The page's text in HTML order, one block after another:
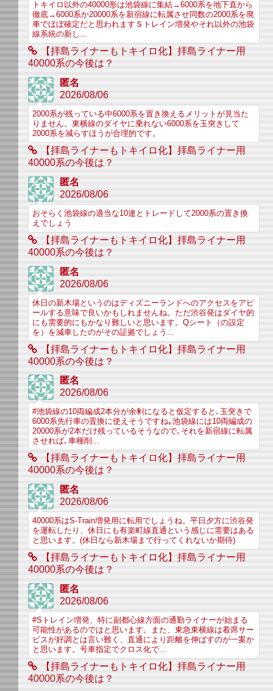
トキイロ以外の40000形は池袋線に集結→6000系を地下直から
徹底→6000系か20000系を新宿線に転属させ同数の2000系を廃
車でほぼ確定だと思われますＳトレイン増発やそれ以外の池袋
線系統の新し...
【拝島ライナーもトキイロ化】拝島ライナー用
40000系の今後は？
匿名
2026/08/06
2000系が残っている中6000系を置き換えるメリットが見当た
りません。東横線のダイヤに乗れない6000系を玉突きして
2000系を減らすほうが合理的です。
【拝島ライナーもトキイロ化】拝島ライナー用
40000系の今後は？
匿名
2026/08/06
おそらく池袋線の適当な10連とトレードして2000系の置き換
えでしょう
【拝島ライナーもトキイロ化】拝島ライナー用
40000系の今後は？
匿名
2026/08/06
休日の新木場というのはディズニーランドへのアクセスをアピ
ールする意味で良いかもしれませんね。ただ渋谷発はダイヤ的
にも需要的にもかなり難しいと思います。Qシート（の設定
を）を減車したのがその証拠でしょう...
【拝島ライナーもトキイロ化】拝島ライナー用
40000系の今後は？
匿名
2026/08/06
#池袋線の10両編成2本分が余剰になると仮定すると､玉突きで
6000系先行車の置換に使えそうですね｡池袋線には10両編成の
20000系が2本だけ残っているそうなので､それを新宿線に転属
させれば､車種削...
【拝島ライナーもトキイロ化】拝島ライナー用
40000系の今後は？
匿名
2026/08/06
40000系はS-Train増発用に転用でしょうね。平日夕方に渋谷発
を運転したり、休日にも有楽町線直通という感じに需要はある
と思います。(休日なら新木場まで行ってくれないか期待)
【拝島ライナーもトキイロ化】拝島ライナー用
40000系の今後は？
匿名
2026/08/06
#Sトレイン増発、特に副都心線方面の通勤ライナーが始まる
可能性があるのではと思います。また、東急東横線は着席サー
ビスが好調とは言い難く、直通により距離を伸ばすのが一案か
と思います。号車指定でクロス化で...
【拝島ライナーもトキイロ化】拝島ライナー用
40000系の今後は？